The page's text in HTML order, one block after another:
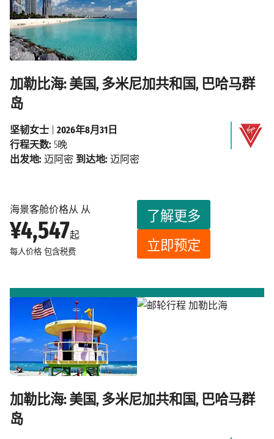
加勒比海: 美国, 多米尼加共和国, 巴哈马群
岛
海景客舱价格从 从
¥4,547起
每人价格 包含税费
了解更多
立即预定
坚韧女士
2026年8月31日
行程天数: 5晚
出发地: 迈阿密 到达地: 迈阿密
加勒比海: 美国, 多米尼加共和国, 巴哈马群
岛